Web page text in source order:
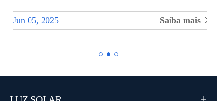
Jun 05, 2025 Saiba mais
LUZ SOLAR 